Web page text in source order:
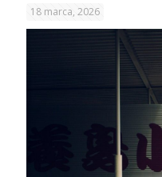
18 marca, 2026